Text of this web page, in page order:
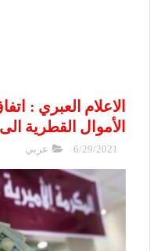
الاعلام العبري :
الأموال القطرية
6/29/2021 عربي